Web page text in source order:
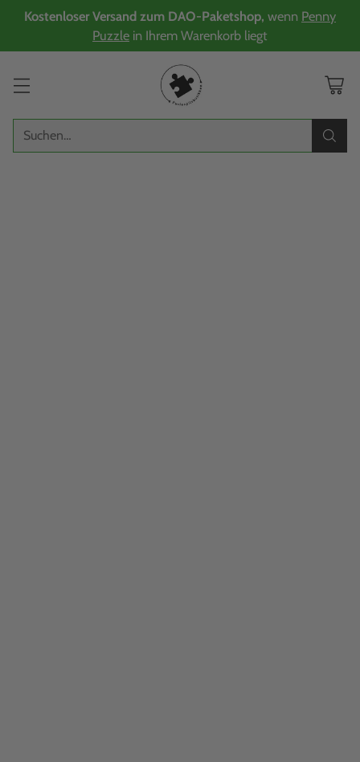
Kostenloser Versand zum DAO-Paketshop, wenn Penny
Puzzle in Ihrem Warenkorb liegt
Suchen…